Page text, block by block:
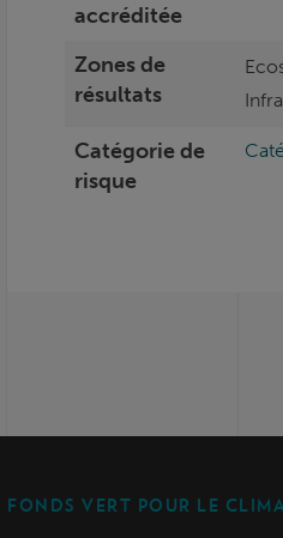
accréditée
Zones de
résultats
Catégorie de
risque
FONDS VERT POUR LE